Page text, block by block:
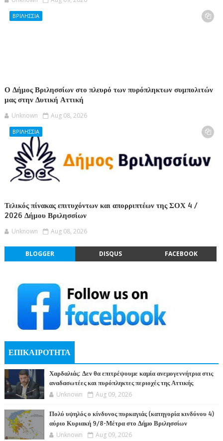
ΒΡΙΛΗΣΣΙΑ
Ο Δήμος Βριλησσίων στο πλευρό των πυρόπληκτων συμπολιτών
μας στην Δυτική Αττική
Unknown Aug 08, 2026
ΒΡΙΛΗΣΣΙΑ
Τελικός πίνακας επιτυχόντων και απορριπτέων της ΣΟΧ 4 /
2026 Δήμου Βριλησσίων
Unknown Aug 08, 2026
BLOGGER DISQUS FACEBOOK
ΕΠΙΚΑΙΡΟΤΗΤΑ
Χαρδαλιάς: Δεν θα επιτρέψουμε καμία ανεμογεννήτρια στις
αναδασωτέες και πυρόπληκτες περιοχές της Αττικής
Unknown Aug 09, 2026
Πολύ υψηλός ο κίνδυνος πυρκαγιάς (κατηγορία κινδύνου 4)
αύριο Κυριακή 9/8-Μέτρα στο Δήμο Βριλησσίων
Unknown Aug 09, 2026